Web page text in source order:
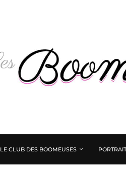
LE CLUB DES BOOMEUSES